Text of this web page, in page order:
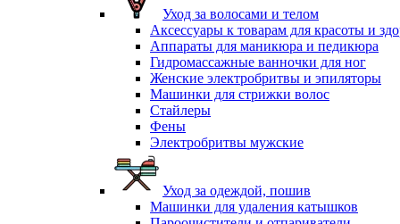
Уход за волосами и телом
Аксессуары к товарам для красоты и
Аппараты для маникюра и педикюра
Гидромассажные ванночки для ног
Женские электробритвы и эпиляторы
Машинки для стрижки волос
Стайлеры
Фены
Электробритвы мужские
Уход за одеждой, пошив
Машинки для удаления катышков